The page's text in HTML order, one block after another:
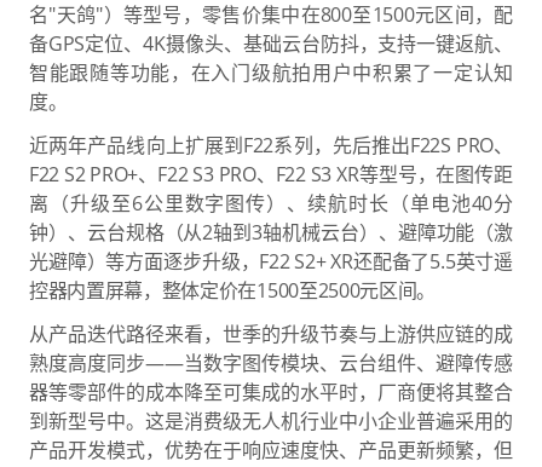
名"天鸽"）等型号，零售价集中在800至1500元区间，配
备GPS定位、4K摄像头、基础云台防抖，支持一键返航、
智能跟随等功能，在入门级航拍用户中积累了一定认知
度。
近两年产品线向上扩展到F22系列，先后推出F22S PRO、
F22 S2 PRO+、F22 S3 PRO、F22 S3 XR等型号，在图传距
离（升级至6公里数字图传）、续航时长（单电池40分
钟）、云台规格（从2轴到3轴机械云台）、避障功能（激
光避障）等方面逐步升级，F22 S2+ XR还配备了5.5英寸遥
控器内置屏幕，整体定价在1500至2500元区间。
从产品迭代路径来看，世季的升级节奏与上游供应链的成
熟度高度同步——当数字图传模块、云台组件、避障传感
器等零部件的成本降至可集成的水平时，厂商便将其整合
到新型号中。这是消费级无人机行业中小企业普遍采用的
产品开发模式，优势在于响应速度快、产品更新频繁，但